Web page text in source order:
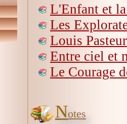
L'Enfant et
Les
Louis Pasteur
Entre ciel et
Le Courage
Notes